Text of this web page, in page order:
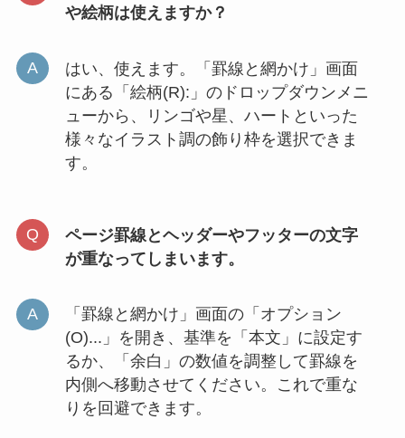
や絵柄は使えますか？
はい、使えます。「罫線と網かけ」画面
にある「絵柄(R):」のドロップダウンメニ
ューから、リンゴや星、ハートといった
様々なイラスト調の飾り枠を選択できま
す。
ページ罫線とヘッダーやフッターの文字
が重なってしまいます。
「罫線と網かけ」画面の「オプション
(O)...」を開き、基準を「本文」に設定す
るか、「余白」の数値を調整して罫線を
内側へ移動させてください。これで重な
りを回避できます。